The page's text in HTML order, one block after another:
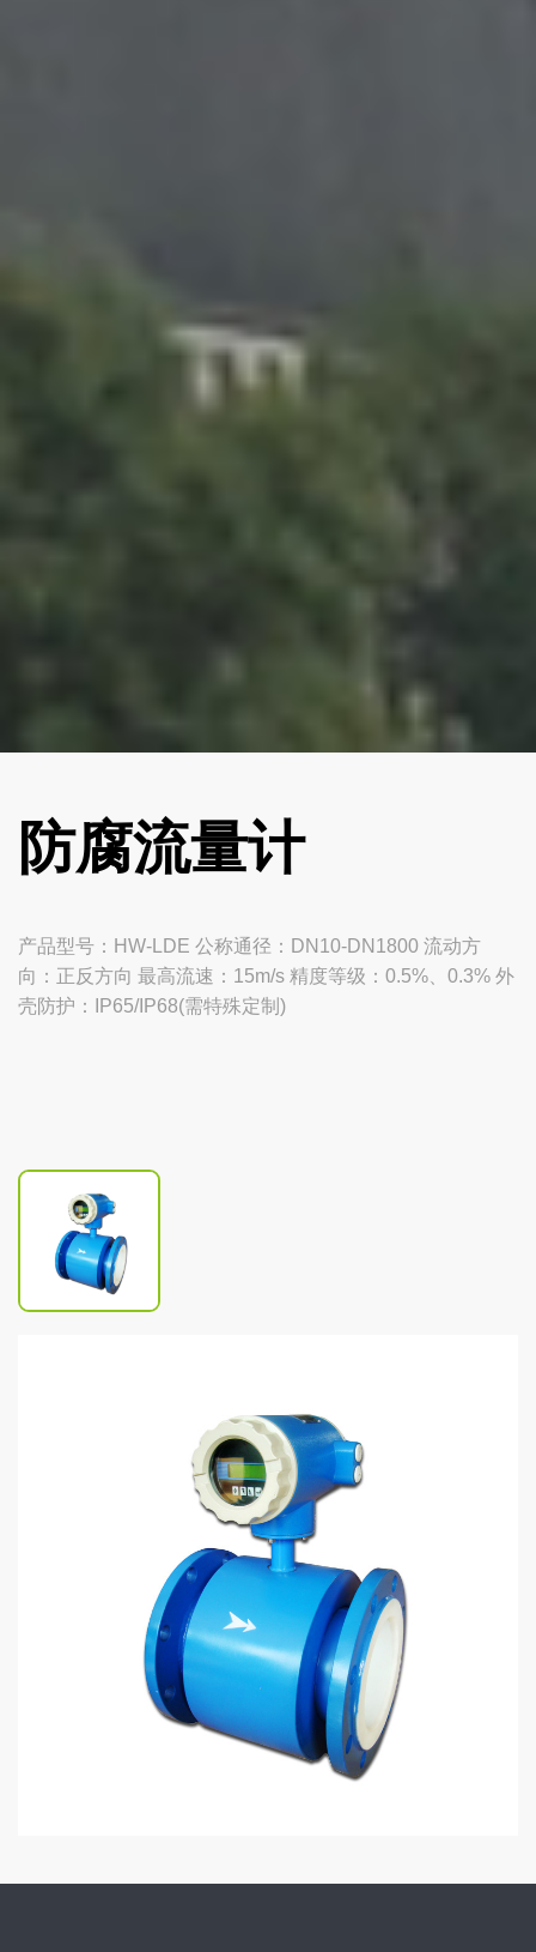
防腐流量计
产品型号：HW-LDE 公称通径：DN10-DN1800 流动方
向：正反方向 最高流速：15m/s 精度等级：0.5%、0.3% 外
壳防护：IP65/IP68(需特殊定制)